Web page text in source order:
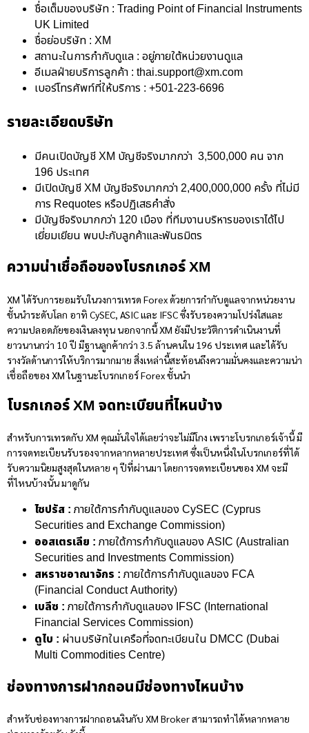
ชื่อเต็มของบริษัท : Trading Point of Financial Instruments
UK Limited
ชื่อย่อบริษัท : XM
สถานะในการกำกับดูแล : อยู่ภายใต้หน่วยงานดูแล
อีเมลฝ่ายบริการลูกค้า : thai.support@xm.com
เบอร์โทรศัพท์ที่ให้บริการ : +501-223-6696
รายละเอียดบริษัท
มีคนเปิดบัญชี XM บัญชีจริงมากกว่า 3,500,000 คน จาก
196 ประเทศ
มีเปิดบัญชี XM บัญชีจริงมากกว่า 2,400,000,000 ครั้ง ที่ไม่มี
การ Requotes หรือปฏิเสธคำสั่ง
มีบัญชีจริงมากกว่า 120 เมือง ที่ทีมงานบริหารของเราได้ไป
เยี่ยมเยียน พบปะกับลูกค้าและพันธมิตร
ความน่าเชื่อถือของโบรกเกอร์ XM
XM ได้รับการยอมรับในวงการเทรด Forex ด้วยการกำกับดูแลจากหน่วยงาน
ชั้นนำระดับโลก อาทิ CySEC, ASIC และ IFSC ซึ่งรับรองความโปร่งใสและ
ความปลอดภัยของเงินลงทุน นอกจากนี้ XM ยังมีประวัติการดำเนินงานที่
ยาวนานกว่า 10 ปี มีฐานลูกค้ากว่า 3.5 ล้านคนใน 196 ประเทศ และได้รับ
รางวัลด้านการให้บริการมากมาย สิ่งเหล่านี้สะท้อนถึงความมั่นคงและความน่า
เชื่อถือของ XM ในฐานะโบรกเกอร์ Forex ชั้นนำ
โบรกเกอร์ XM จดทะเบียนที่ไหนบ้าง
สำหรับการเทรดกับ XM คุณมั่นใจได้เลยว่าจะไม่มีโกง เพราะโบรกเกอร์เจ้านี้ มี
การจดทะเบียนรับรองจากหลากหลายประเทศ ซึ่งเป็นหนึ่งในโบรกเกอร์ที่ได้
รับความนิยมสูงสุดในหลาย ๆ ปีที่ผ่านมา โดยการจดทะเบียนของ XM จะมี
ที่ไหนบ้างนั้น มาดูกัน
ไซปรัส : ภายใต้การกำกับดูแลของ CySEC (Cyprus
Securities and Exchange Commission)
ออสเตรเลีย : ภายใต้การกำกับดูแลของ ASIC (Australian
Securities and Investments Commission)
สหราชอาณาจักร : ภายใต้การกำกับดูแลของ FCA
(Financial Conduct Authority)
เบลีซ : ภายใต้การกำกับดูแลของ IFSC (International
Financial Services Commission)
ดูไบ : ผ่านบริษัทในเครือที่จดทะเบียนใน DMCC (Dubai
Multi Commodities Centre)
ช่องทางการฝากถอนมีช่องทางไหนบ้าง
สำหรับช่องทางการฝากถอนเงินกับ XM Broker สามารถทำได้หลากหลาย